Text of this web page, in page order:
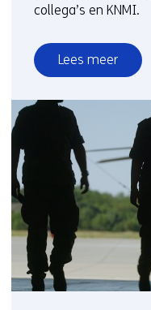
collega’s en KNMI.
Lees meer
over
Hoe
heet
KNMI
Lowlands